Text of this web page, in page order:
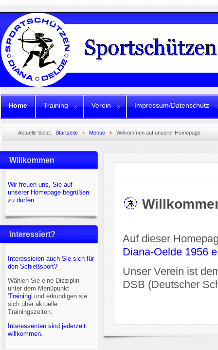
Home Training Verein Impressum/Datenschutz
Aktuelle Seite: Startseite Menue Willkommen auf unserer Homepage
Willkommen
Wir freuen uns, Sie auf
unserer Homepage begrüßen
zu dürfen.
Interessiert?
Interessieren auch Sie sich für
den Schießsport?
Wählen Sie eine Disziplin
unter dem Menüpunkt
'Training' und erkundigen sie
sich über aktuelle
Trainingszeiten.
Interessenten sind jederzeit
willkommen.
Auf dieser
Diana-Oelde 1956
Unser Verein ist
DSB (Deutscher